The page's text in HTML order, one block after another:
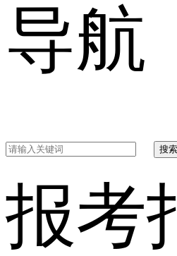
导航
搜索
报考